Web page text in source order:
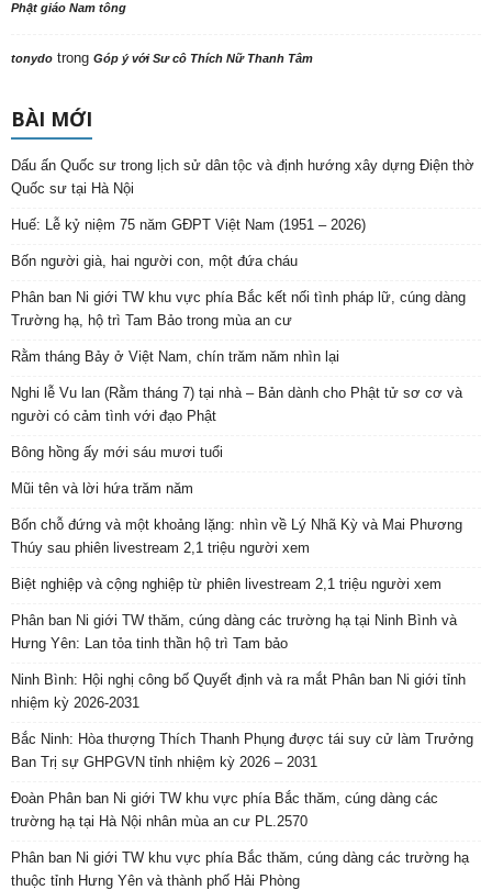
Phật giáo Nam tông
tonydo trong Góp ý với Sư cô Thích Nữ Thanh Tâm
BÀI MỚI
Dấu ấn Quốc sư trong lịch sử dân tộc và định hướng xây dựng Điện thờ
Quốc sư tại Hà Nội
Huế: Lễ kỷ niệm 75 năm GĐPT Việt Nam (1951 – 2026)
Bốn người già, hai người con, một đứa cháu
Phân ban Ni giới TW khu vực phía Bắc kết nối tình pháp lữ, cúng dàng
Trường hạ, hộ trì Tam Bảo trong mùa an cư
Rằm tháng Bảy ở Việt Nam, chín trăm năm nhìn lại
Nghi lễ Vu lan (Rằm tháng 7) tại nhà – Bản dành cho Phật tử sơ cơ và
người có cảm tình với đạo Phật
Bông hồng ấy mới sáu mươi tuổi
Mũi tên và lời hứa trăm năm
Bốn chỗ đứng và một khoảng lặng: nhìn về Lý Nhã Kỳ và Mai Phương
Thúy sau phiên livestream 2,1 triệu người xem
Biệt nghiệp và cộng nghiệp từ phiên livestream 2,1 triệu người xem
Phân ban Ni giới TW thăm, cúng dàng các trường hạ tại Ninh Bình và
Hưng Yên: Lan tỏa tinh thần hộ trì Tam bảo
Ninh Bình: Hội nghị công bố Quyết định và ra mắt Phân ban Ni giới tỉnh
nhiệm kỳ 2026-2031
Bắc Ninh: Hòa thượng Thích Thanh Phụng được tái suy cử làm Trưởng
Ban Trị sự GHPGVN tỉnh nhiệm kỳ 2026 – 2031
Đoàn Phân ban Ni giới TW khu vực phía Bắc thăm, cúng dàng các
trường hạ tại Hà Nội nhân mùa an cư PL.2570
Phân ban Ni giới TW khu vực phía Bắc thăm, cúng dàng các trường hạ
thuộc tỉnh Hưng Yên và thành phố Hải Phòng